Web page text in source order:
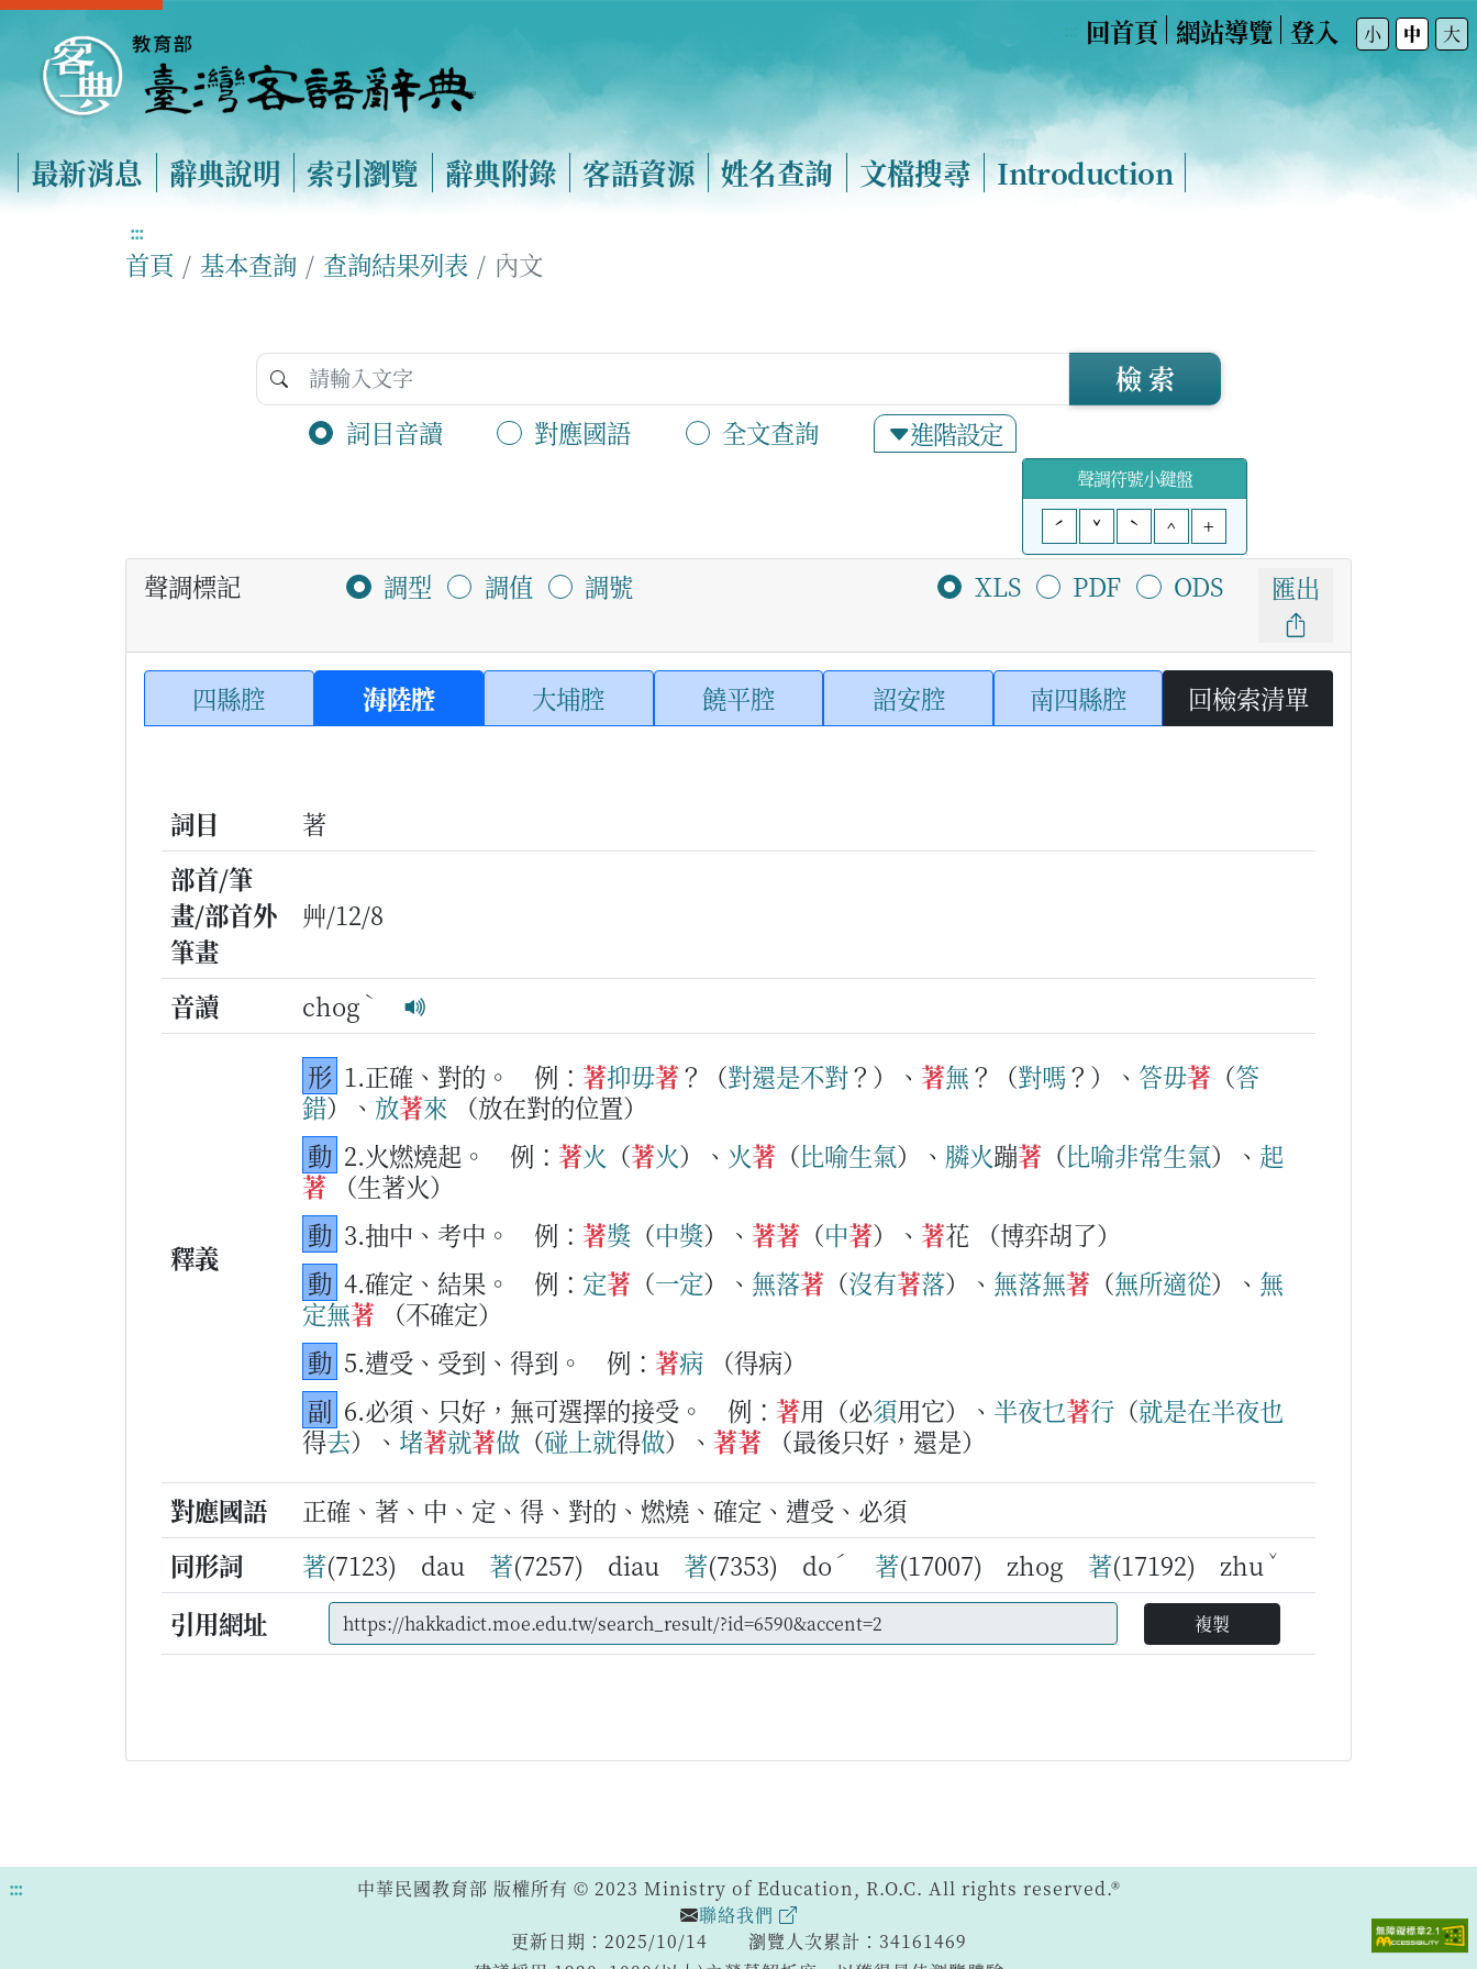
回首頁 網站導覽 登入 小 中 大
最新消息 辭典說明 索引瀏覽 辭典附錄 客語資源 姓名查詢 文檔搜尋 Introduction
:::
首頁 基本查詢 查詢結果列表 內文
詞目音讀 對應國語 全文查詢 進階設定
檢 索
聲調符號小鍵盤
ˊ
ˇ ˋ ^ +
聲調標記 調型 調值 調號 XLS PDF ODS 匯出
四縣腔 海陸腔 大埔腔 饒平腔 詔安腔 南四縣腔 回檢索清單
詞目
著
部首/筆
畫/部首外
筆畫
艸/12/8
音讀 chog ˋ
釋義
形 1.正確、對的。 例： 著抑毋著？（對還是不對？）、 著無？（對嗎？）、 答毋著 （答
錯）、 放著來
（放在對的位置）
動 2.火燃燒起。 例： 著火 （著火）、 火著 （比喻生氣）、 膦火蹦著 （比喻非常生氣）、 起
著（生著火）
動 3.抽中、考中。 例： 著獎 （中獎）、 著著 （中著）、 著花
（博弈胡了）
動 4.確定、結果。 例： 定著 （一定）、 無落著 （沒有著落）、 無落無著 （無所適從）、 無
定無著
（不確定）
動 5.遭受、受到、得到。 例： 著病
（得病）
副 6.必須、只好，無可選擇的接受。 例： 著用（必須用它）、 半夜乜著行 （就是在半夜也
得去）、 堵著就著做 （碰 上就得做）、 著著
（最後只好，還是）
對應國語
正確、著、中、定、得、對的、燃燒、確定、遭受、必須
同形詞
著(7123) dau 著(7257) diau 著(7353) do ˊ 著(17007) zhog 著(17192) zhu ˇ
引用網址 複製
:::
中華民國教育部 版權所有 © 2023 Ministry of Education, R.O.C. All rights reserved.®
聯絡我們
更新日期：2025/10/14
瀏覽人次累計：34161469